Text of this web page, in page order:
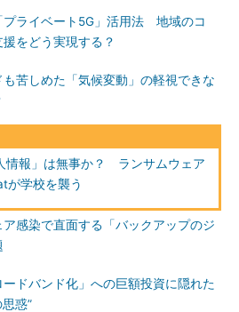
プライベート5G」活用法 地域のコ
援をどう実現する？
も苦しめた「気候変動」の軽視できな
情報」は無事か？ ランサムウェア
が学校を襲う
ア感染で直面する「バックアップのジ
ードバンド化」への巨額投資に隠れた
惑”